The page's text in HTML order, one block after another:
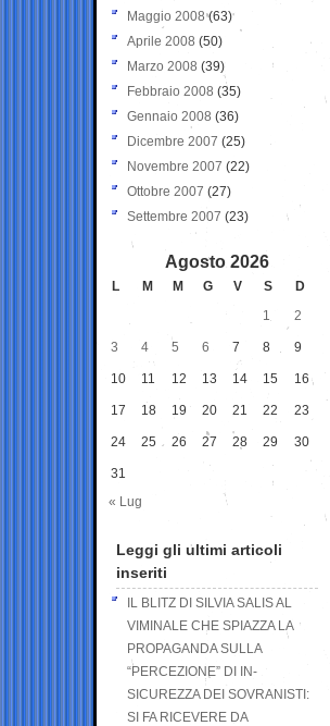
Maggio 2008(63)
Aprile 2008 (50)
Marzo 2008 (39)
Febbraio 2008 (35)
Gennaio 2008 (36)
Dicembre 2007 (25)
Novembre 2007 (22)
Ottobre 2007 (27)
Settembre 2007 (23)
Agosto 2026
L M M G V S
D
1
2
3 4 5 6 7 8 9
10 11 12 13 14 15 16
17 18 19 20 21 22 23
24 25 26 27 28 29 30
31
« Lug
Leggi gli ultimi articoli
inseriti
IL BLITZ DI SILVIA SALIS AL
VIMINALE CHE SPIAZZA LA
PROPAGANDA SULLA
“PERCEZIONE” DI IN-
SICUREZZA DEI SOVRANISTI:
SI FA RICEVERE DA